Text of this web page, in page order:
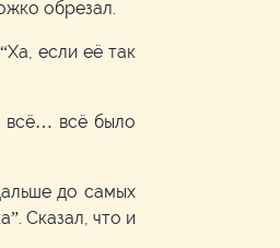
обрезал.
если её так
всё… всё было
до самых
Сказал, что и